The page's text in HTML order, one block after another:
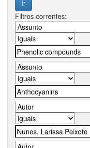
Filtros correntes: